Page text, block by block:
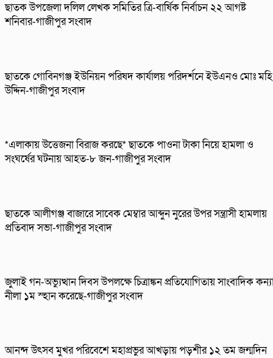
ছাতক উপজেলা দলিল লেখক সমিতির ত্রি-বার্ষিক নির্বাচন ২২ আগষ্ট
শনিবার-গাজীপুর সংবাদ
ছাতকে গোবিনগঞ্জ ইউনিয়ন পরিষদ কার্যালয় পরিদর্শনে ইউএনও মোঃ মহি
উদ্দিন-গাজীপুর সংবাদ
*এলাকায় উত্তেজনা বিরাজ করছে* ছাতকে পাওনা টাকা নিয়ে হামলা ও
সংঘর্ষের ঘটনায় আহত-৮ জন-গাজীপুর সংবাদ
ছাতকে আলীগঞ্জ বাজারে সাবেক মেম্বার আব্দুন নুরের উপর সন্ত্রাসী হামলায়
প্রতিবাদ সভা-গাজীপুর সংবাদ
জুলাই গন-অভ্যুত্থান দিবস উপলক্ষে চিত্রাঙ্কন প্রতিযোগিতায় সাংবাদিক
নীলা ১ম স্হান করেছে-গাজীপুর সংবাদ
আনন্দ উৎসব মুখর পরিবেশে মহাপ্রভুর আখড়ায় পড়শীর ১২ তম জন্মদিন